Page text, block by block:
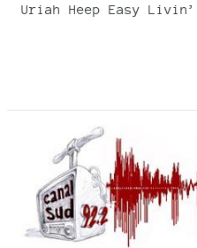
Uriah Heep Easy